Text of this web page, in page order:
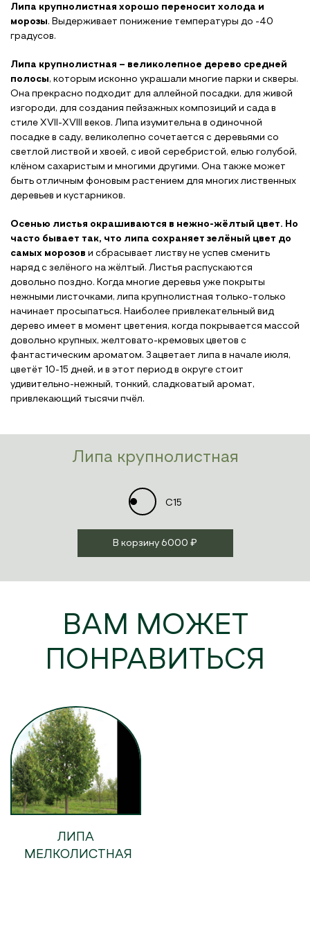
Липа крупнолистная хорошо переносит холода и
морозы. Выдерживает понижение температуры до -40
градусов.
Липа крупнолистная – великолепное дерево средней
полосы, которым исконно украшали многие парки и скверы.
Она прекрасно подходит для аллейной посадки, для живой
изгороди, для создания пейзажных композиций и сада в
стиле XVII-XVIII веков. Липа изумительна в одиночной
посадке в саду, великолепно сочетается с деревьями со
светлой листвой и хвоей, с ивой серебристой, елью голубой,
клёном сахаристым и многими другими. Она также может
быть отличным фоновым растением для многих лиственных
деревьев и кустарников.
Осенью листья окрашиваются в нежно-жёлтый цвет. Но
часто бывает так, что липа сохраняет зелёный цвет до
самых морозов и сбрасывает листву не успев сменить
наряд с зелёного на жёлтый. Листья распускаются
довольно поздно. Когда многие деревья уже покрыты
нежными листочками, липа крупнолистная только-только
начинает просыпаться. Наиболее привлекательный вид
дерево имеет в момент цветения, когда покрывается массой
довольно крупных, желтовато-кремовых цветов с
фантастическим ароматом. Зацветает липа в начале июля,
цветёт 10-15 дней, и в этот период в округе стоит
удивительно-нежный, тонкий, сладковатый аромат,
привлекающий тысячи пчёл.
Липа крупнолистная
C15
В корзину 6000 ₽
ВАМ МОЖЕТ
ПОНРАВИТЬСЯ
ЛИПА
МЕЛКОЛИСТНАЯ